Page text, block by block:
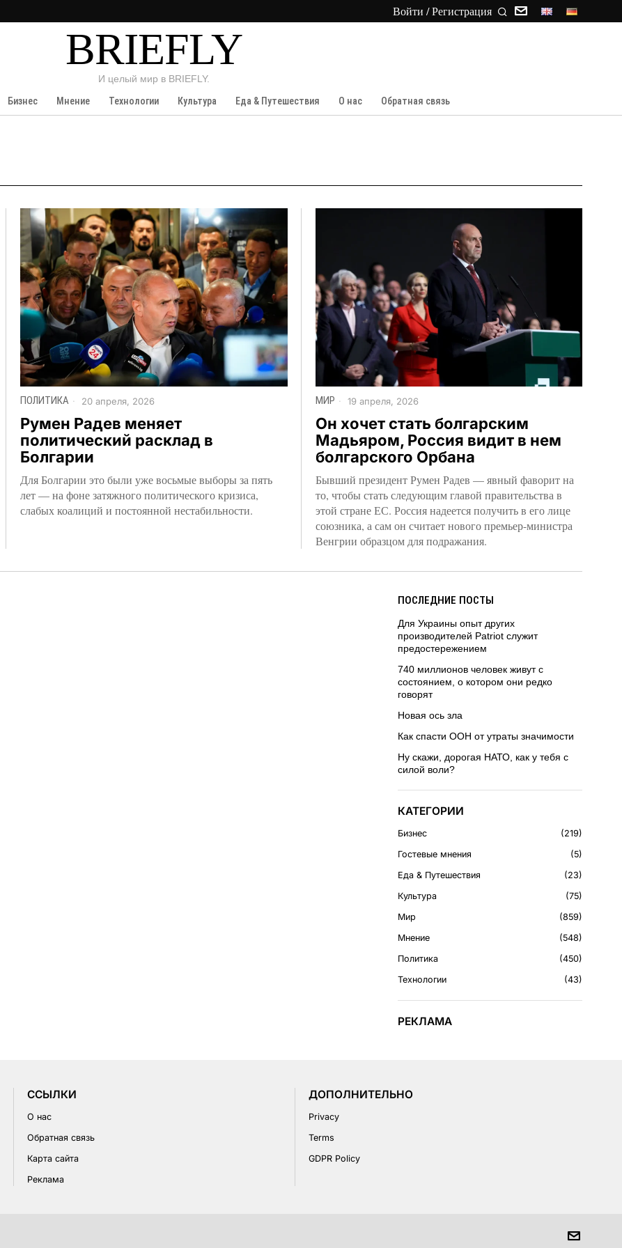
Войти / Регистрация
BRIEFLY
И целый мир в BRIEFLY.
Бизнес Мнение Технологии Культура Еда & Путешествия О нас Обратная связь
ПОЛИТИКА 20 апреля, 2026
Румен Радев меняет
политический расклад в
Болгарии
Для Болгарии это были уже восьмые выборы за пять
лет — на фоне затяжного политического кризиса,
слабых коалиций и постоянной нестабильности.
МИР 19 апреля, 2026
Он хочет стать болгарским
Мадьяром, Россия видит в нем
болгарского Орбана
Бывший президент Румен Радев — явный фаворит на
то, чтобы стать следующим главой правительства в
этой стране ЕС. Россия надеется получить в его лице
союзника, а сам он считает нового премьер-министра
Венгрии образцом для подражания.
ПОСЛЕДНИЕ ПОСТЫ
Для Украины опыт других
производителей Patriot служит
предостережением
740 миллионов человек живут с
состоянием, о котором они редко
говорят
Новая ось зла
Как спасти ООН от утраты значимости
Ну скажи, дорогая НАТО, как у тебя с
силой воли?
КАТЕГОРИИ
Бизнес
219
Гостевые мнения
5
Еда & Путешествия
23
Культура
75
Мир
859
Мнение
548
Политика
450
Технологии
43
РЕКЛАМА
CСЫЛКИ
О нас
Обратная связь
Карта сайта
Реклама
ДОПОЛНИТЕЛЬНО
Privacy
Terms
GDPR Policy